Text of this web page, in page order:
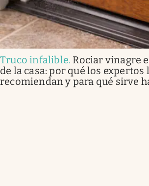
Truco infalible. Rociar vinagre
de la casa: por qué los expertos
recomiendan y para qué sirve